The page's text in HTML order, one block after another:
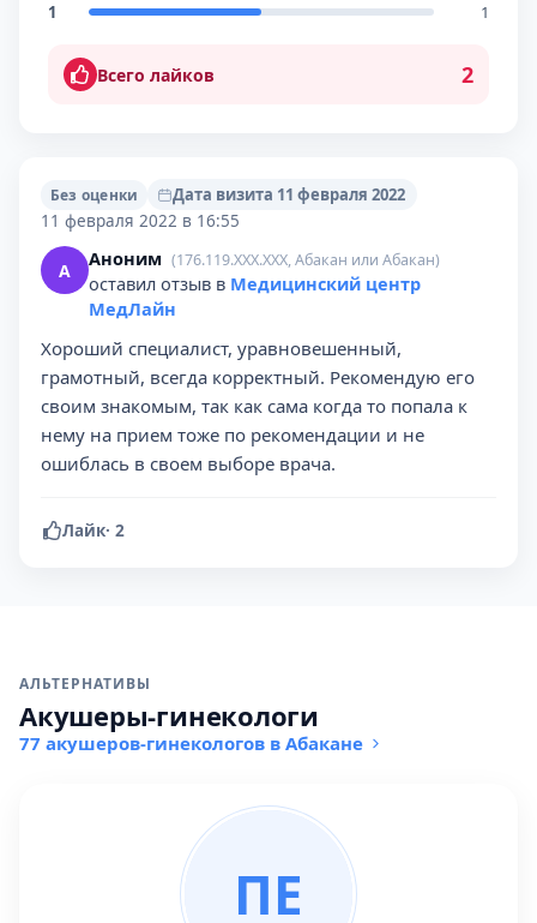
1
1
Всего лайков 2
Без оценки
Дата визита 11 февраля 2022
11 февраля 2022 в 16:55
А Аноним (176.119.XXX.XXX, Абакан или Абакан)
оставил отзыв в Медицинский центр
МедЛайн
Хороший специалист, уравновешенный,
грамотный, всегда корректный. Рекомендую его
своим знакомым, так как сама когда то попала к
нему на прием тоже по рекомендации и не
ошиблась в своем выборе врача.
Лайк· 2
АЛЬТЕРНАТИВЫ
Акушеры-гинекологи
77 акушеров-гинекологов в Абакане
ПЕ